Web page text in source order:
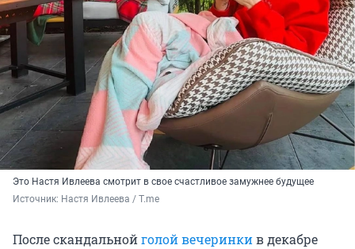
Это Настя Ивлеева смотрит в свое счастливое замужнее будущее
Источник: Настя Ивлеева / T.me
После скандальнойголой вечеринкив декабре